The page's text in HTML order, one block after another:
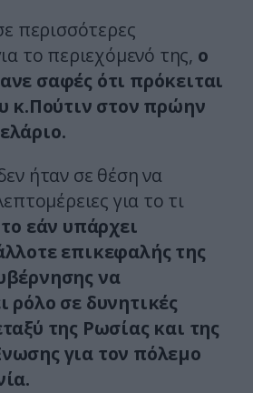
περισσότερες
το περιεχόμενό της, ο
σαφές ότι πρόκειται
κ.Πούτιν στον πρώην
ήταν σε θέση να
για το τι
εάν υπάρχει
επικεφαλής της
να
ρόλο σε δυνητικές
της Ρωσίας και της
για τον πόλεμο